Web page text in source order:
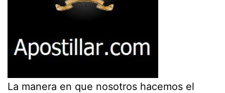
La manera en que nosotros hacemos el